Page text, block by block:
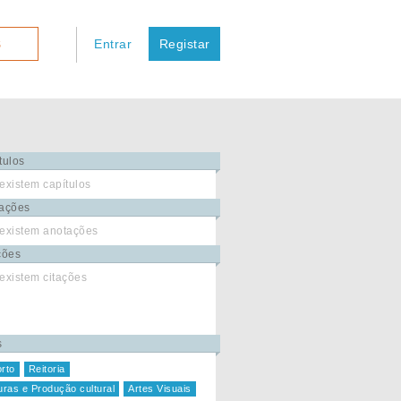
Entrar Registar
capítulos
anotações
citações
Reitoria
e Produção cultural
Artes Visuais